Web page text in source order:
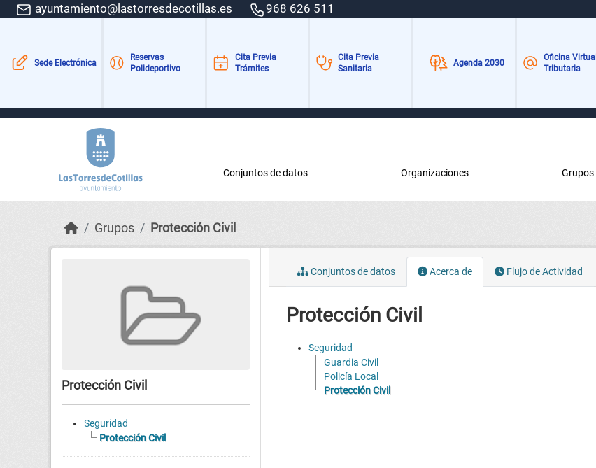
Skip to main content
ayuntamiento@lastorresdecotillas.es 968 626 511
Sede Electrónica
Reservas
Polideportivo
Cita Previa
Trámites
Cita Previa
Sanitaria
Agenda 2030
Oficina Virtual
Tributaria
Conjuntos de datos Organizaciones Grupos
Grupos Protección Civil
Protección Civil
Seguridad
Protección Civil
Conjuntos de datos Acerca de Flujo de Actividad
Protección Civil
Seguridad
Guardia Civil
Policía Local
Protección Civil